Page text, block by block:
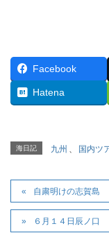
Facebook
Hatena
海日記 九州 、 国内ツ
自粛明けの志賀島
６月１４日辰ノ口